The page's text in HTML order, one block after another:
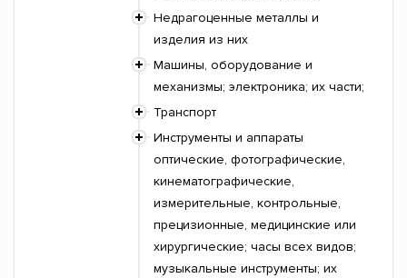
Недрагоценные металлы и
изделия из них
Машины, оборудование и
механизмы; электроника; их части;
Транспорт
Инструменты и аппараты
оптические, фотографические,
кинематографические,
измерительные, контрольные,
прецизионные, медицинские или
хирургические; часы всех видов;
музыкальные инструменты; их